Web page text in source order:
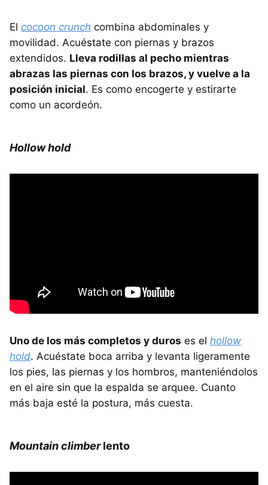
El cocoon crunch combina abdominales y
movilidad. Acuéstate con piernas y brazos
extendidos. Lleva rodillas al pecho mientras
abrazas las piernas con los brazos, y vuelve a la
posición inicial. Es como encogerte y estirarte
como un acordeón.
Hollow hold
Uno de los más completos y duros es el hollow
hold. Acuéstate boca arriba y levanta ligeramente
los pies, las piernas y los hombros, manteniéndolos
en el aire sin que la espalda se arquee. Cuanto
más baja esté la postura, más cuesta.
Mountain climberlento